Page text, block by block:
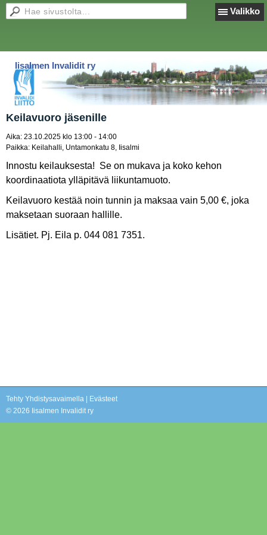
Valikko
Iisalmen Invalidit ry
Keilavuoro jäsenille
Aika: 23.10.2025 klo 13:00 - 14:00
Paikka: Keilahalli, Untamonkatu 8, Iisalmi
Innostu keilauksesta! Se on mukava ja koko kehon
koordinaatiota ylläpitävä liikuntamuoto.
Keilavuoro kestää noin tunnin ja maksaa vain 5,00 €, joka
maksetaan suoraan hallille.
Lisätiet. Pj. Eila p. 044 081 7351.
Tehty Yhdistysavaimella
Evästeet
© 2026 Iisalmen Invalidit ry